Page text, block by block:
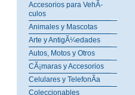
Accesorios para VehÃ­
culos
Animales y Mascotas
Arte y AntigÃ¼edades
Autos, Motos y Otros
CÃ¡maras y Accesorios
Celulares y TelefonÃ­a
Coleccionables